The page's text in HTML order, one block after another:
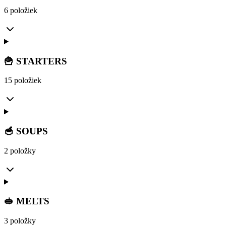
6 položiek
🍟 STARTERS
15 položiek
🥣 SOUPS
2 položky
🥪 MELTS
3 položky